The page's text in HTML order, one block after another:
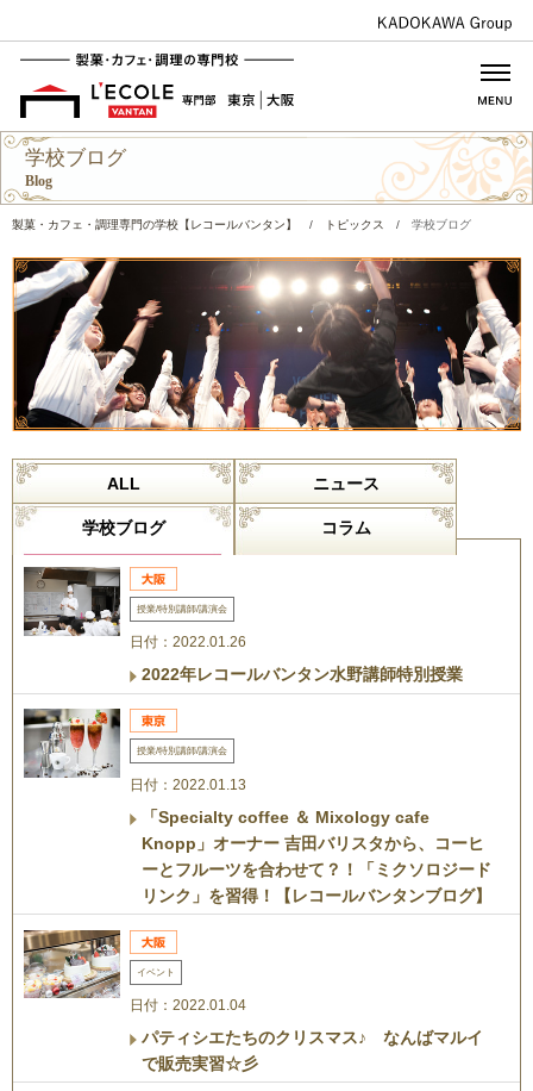
学校ブログ
Blog
製菓・カフェ・調理専門の学校【レコールバンタン】 / トピックス / 学校ブログ
ALL ニュース
学校ブログ コラム
授業/特別講師/講演会
日付：2022.01.26
2022年レコールバンタン水野講師特別授業
授業/特別講師/講演会
日付：2022.01.13
「Specialty coffee ＆ Mixology cafe
Knopp」オーナー 吉田バリスタから、コーヒ
ーとフルーツを合わせて？！「ミクソロジード
リンク」を習得！【レコールバンタンブログ】
イベント
日付：2022.01.04
パティシエたちのクリスマス♪ なんばマルイ
で販売実習☆彡